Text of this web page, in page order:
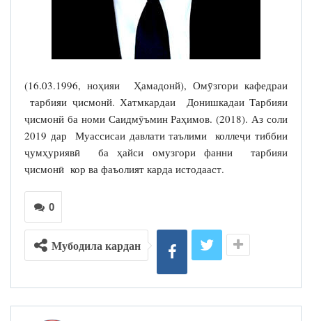
(16.03.1996, ноҳияи Ҳамадонй), Омӯзгори кафедраи
тарбияи ҷисмонй. Хатмкардаи Донишкадаи Тарбияи
ҷисмонй ба номи Саидмӯъмин Раҳимов. (2018). Аз соли
2019 дар Муассисаи давлати таълими коллеҷи тиббии
ҷумҳуриявӣ ба ҳайси омузгори фанни тарбияи
ҷисмонӣ кор ва фаъолият карда истодааст.
0
Мубодила кардан